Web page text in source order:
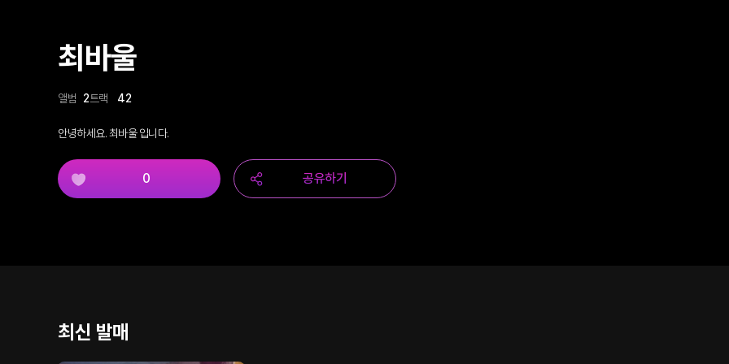
최바울
앨범 2트랙 42
안녕하세요. 최바울 입니다.
0 공유하기
최신 발매